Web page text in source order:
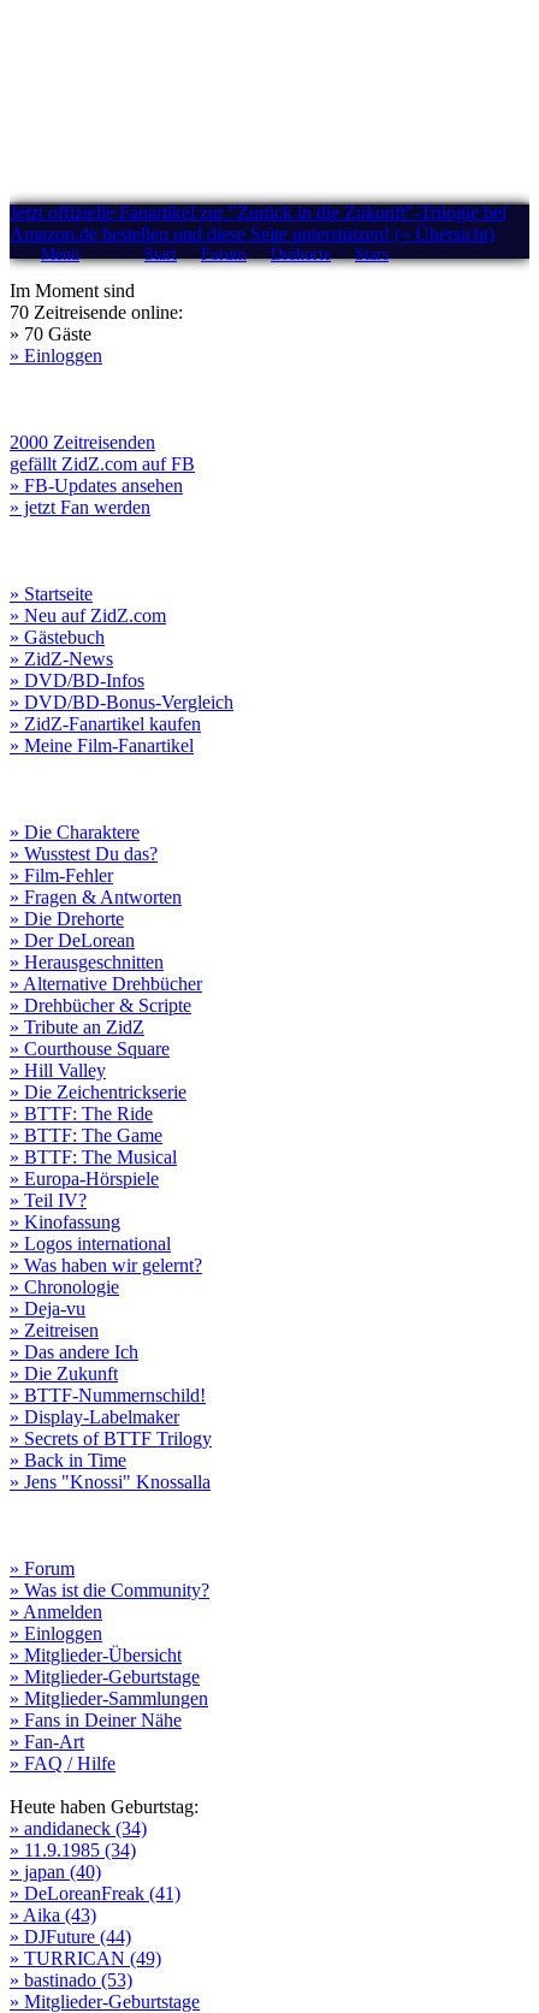
Jetzt offizielle Fanartikel zur "Zurück in die Zukunft"-Trilogie bei
Amazon.de bestellen und diese Seite unterstützen! (» Übersicht)
Menü Start Forum Drehorte Stars
Im Moment sind
70 Zeitreisende online:
» 70 Gäste
» Einloggen
2000 Zeitreisenden
gefällt ZidZ.com auf FB
» FB-Updates ansehen
» jetzt Fan werden
» Startseite
» Neu auf ZidZ.com
» Gästebuch
» ZidZ-News
» DVD/BD-Infos
» DVD/BD-Bonus-Vergleich
» ZidZ-Fanartikel kaufen
» Meine Film-Fanartikel
» Die Charaktere
» Wusstest Du das?
» Film-Fehler
» Fragen & Antworten
» Die Drehorte
» Der DeLorean
» Herausgeschnitten
» Alternative Drehbücher
» Drehbücher & Scripte
» Tribute an ZidZ
» Courthouse Square
» Hill Valley
» Die Zeichentrickserie
» BTTF: The Ride
» BTTF: The Game
» BTTF: The Musical
» Europa-Hörspiele
» Teil IV?
» Kinofassung
» Logos international
» Was haben wir gelernt?
» Chronologie
» Deja-vu
» Zeitreisen
» Das andere Ich
» Die Zukunft
» BTTF-Nummernschild!
» Display-Labelmaker
» Secrets of BTTF Trilogy
» Back in Time
» Jens "Knossi" Knossalla
» Forum
» Was ist die Community?
» Anmelden
» Einloggen
» Mitglieder-Übersicht
» Mitglieder-Geburtstage
» Mitglieder-Sammlungen
» Fans in Deiner Nähe
» Fan-Art
» FAQ / Hilfe
Heute haben Geburtstag:
» andidaneck (34)
» 11.9.1985 (34)
» japan (40)
» DeLoreanFreak (41)
» Aika (43)
» DJFuture (44)
» TURRICAN (49)
» bastinado (53)
» Mitglieder-Geburtstage